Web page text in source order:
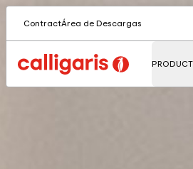
ContractÁrea de Descargas